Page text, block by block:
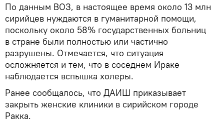
По данным ВОЗ, в настоящее время около 13 млн
сирийцев нуждаются в гуманитарной помощи,
поскольку около 58% государственных больниц
в стране были полностью или частично
разрушены. Отмечается, что ситуация
осложняется и тем, что в соседнем Ираке
наблюдается вспышка холеры.
Ранее сообщалось, что ДАИШ приказывает
закрыть женские клиники в сирийском городе
Ракка.